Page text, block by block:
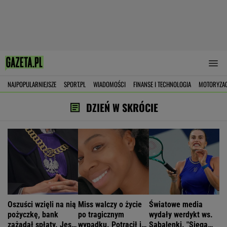
NAJPOPULARNIEJSZE SPORT.PL WIADOMOŚCI FINANSE I TECHNOLOGIA
DZIEŃ W SKRÓCIE
Oszuści wzięli na nią
pożyczkę, bank
zażądał spłaty. Jest
Miss walczy o życie
po tragicznym
wypadku. Potrącił ją
Światowe media
wydały werdykt ws.
Sabalenki. "Sięga